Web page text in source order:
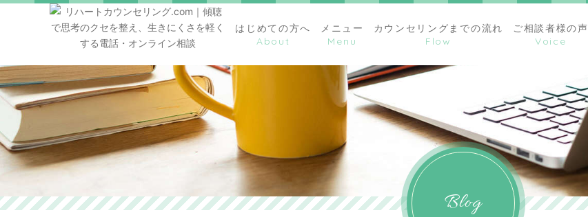
はじめての方へ メニュー カウンセリングまでの流れ ご相談者様の声
Blog